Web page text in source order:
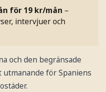
för 19 kr/mån –
intervjuer och
och den begränsade
för Spaniens